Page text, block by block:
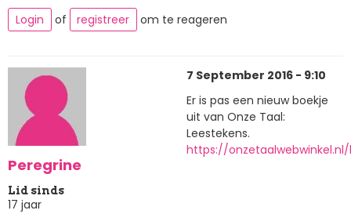
Login
of registreer om te reageren
Peregrine
Lid sinds
17 jaar
7 September 2016 - 9:10
Er is pas een nieuw boekje
uit van Onze Taal:
Leestekens.
https://